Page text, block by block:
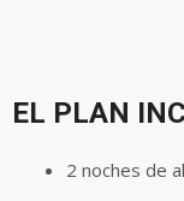
EL PLAN
2 noches de